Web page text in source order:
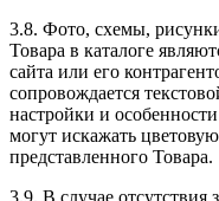
3.8. Фото, схемы,
Товара в каталоге
сайта или его
сопровождается
настройки и
могут искажать
представленного Товара.
3.9. В случае отсутствия